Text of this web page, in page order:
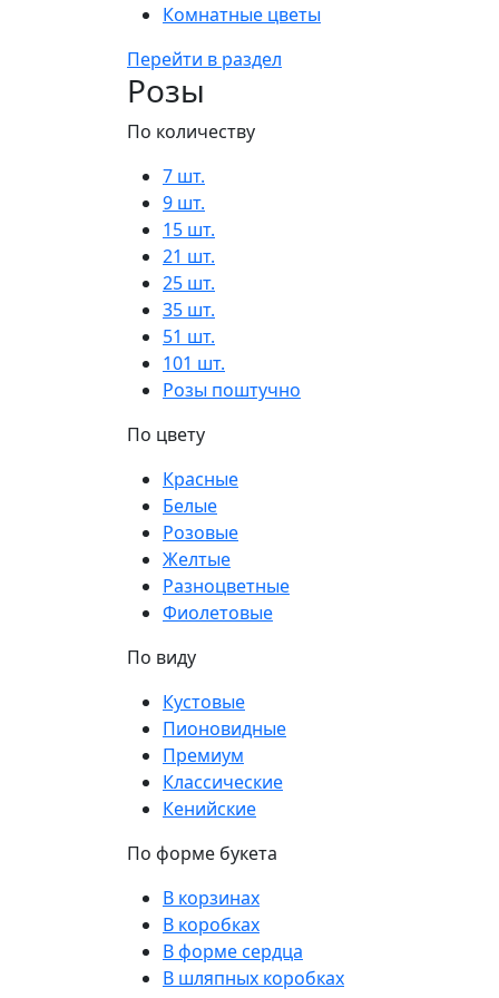
Комнатные цветы
Перейти в раздел
Розы
По количеству
7 шт.
9 шт.
15 шт.
21 шт.
25 шт.
35 шт.
51 шт.
101 шт.
Розы поштучно
По цвету
Красные
Белые
Розовые
Желтые
Разноцветные
Фиолетовые
По виду
Кустовые
Пионовидные
Премиум
Классические
Кенийские
По форме букета
В корзинах
В коробках
В форме сердца
В шляпных коробках